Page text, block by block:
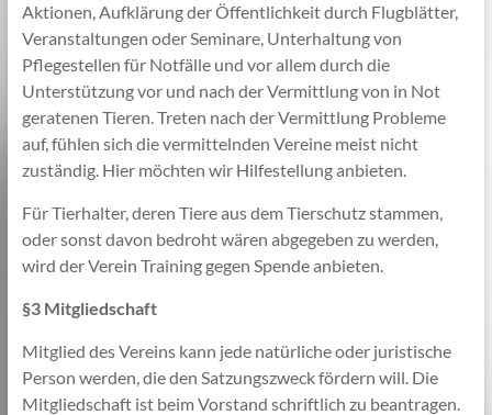
Aktionen, Aufklärung der Öffentlichkeit durch Flugblätter,
Veranstaltungen oder Seminare, Unterhaltung von
Pflegestellen für Notfälle und vor allem durch die
Unterstützung vor und nach der Vermittlung von in Not
geratenen Tieren. Treten nach der Vermittlung Probleme
auf, fühlen sich die vermittelnden Vereine meist nicht
zuständig. Hier möchten wir Hilfestellung anbieten.
Für Tierhalter, deren Tiere aus dem Tierschutz stammen,
oder sonst davon bedroht wären abgegeben zu werden,
wird der Verein Training gegen Spende anbieten.
§3 Mitgliedschaft
Mitglied des Vereins kann jede natürliche oder juristische
Person werden, die den Satzungszweck fördern will. Die
Mitgliedschaft ist beim Vorstand schriftlich zu beantragen.